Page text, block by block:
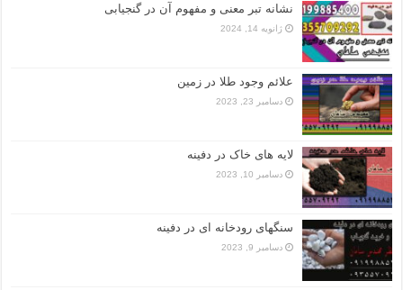
نشانه تبر معنی و مفهوم آن در گنجیابی
ژانویه 14, 2024
علائم وجود طلا در زمین
دسامبر 23, 2023
لایه های خاک در دفینه
دسامبر 10, 2023
سنگهای رودخانه ای در دفینه
دسامبر 9, 2023